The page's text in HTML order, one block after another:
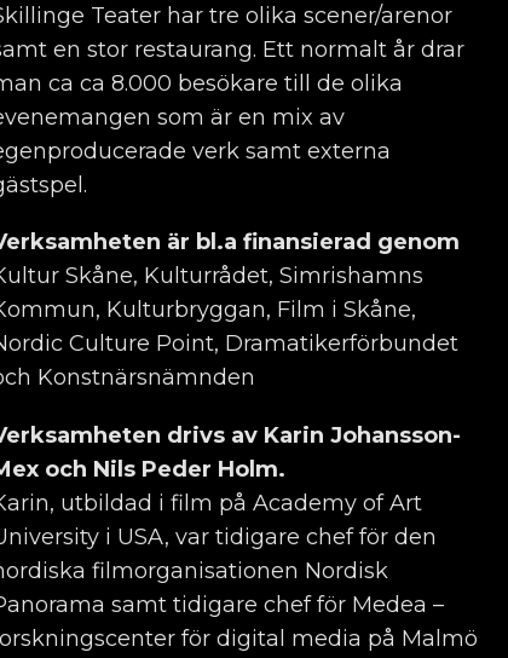
Teater har tre olika scener/arenor
en stor restaurang. Ett normalt år drar
ca ca 8.000 besökare till de olika
som är en mix av
verk samt externa
är bl.a finansierad genom
Skåne, Kulturrådet, Simrishamns
Kulturbryggan, Film i Skåne,
Culture Point, Dramatikerförbundet
Konstnärsnämnden
drivs av Karin Johansson-
och Nils Peder Holm.
utbildad i film på Academy of Art
i USA, var tidigare chef för den
filmorganisationen Nordisk
samt tidigare chef för Medea –
för digital media på Malmö